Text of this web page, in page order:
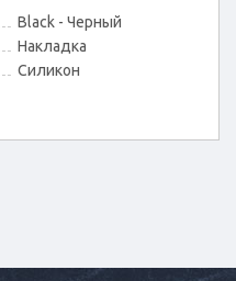
Black - Черный
Накладка
Силикон